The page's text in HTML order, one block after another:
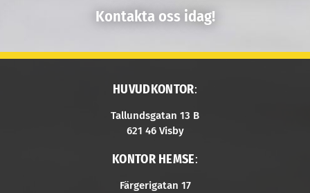
Kontakta oss idag!
HUVUDKONTOR:
Tallundsgatan 13 B
621 46 Visby
KONTOR HEMSE:
Färgerigatan 17